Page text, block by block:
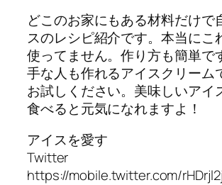
どこのお家にもある材料だけで
スのレシピ紹介です。本当にこ
使ってません。作り方も簡単で
手な人も作れるアイスクリーム
お試しください。美味しいアイ
食べると元気になれますよ！
アイスを愛す
Twitter
https://mobile.twitter.com/